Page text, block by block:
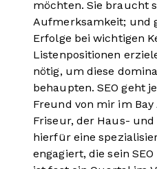
möchten. Sie braucht
Aufmerksamkeit; und
Erfolge bei wichtigen
Listenpositionen
nötig, um diese
behaupten. SEO geht
Freund von mir im
Friseur, der Haus-
hierfür eine
engagiert, die sein